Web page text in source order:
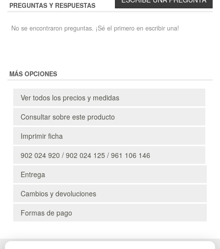
PREGUNTAS Y RESPUESTAS
No se encontraron preguntas. ¡Sé el primero en escribir una!
MÁS OPCIONES
Ver todos los precios y medidas
Consultar sobre este producto
Imprimir ficha
902 024 920 / 902 024 125 / 961 106 146
Entrega
Cambios y devoluciones
Formas de pago